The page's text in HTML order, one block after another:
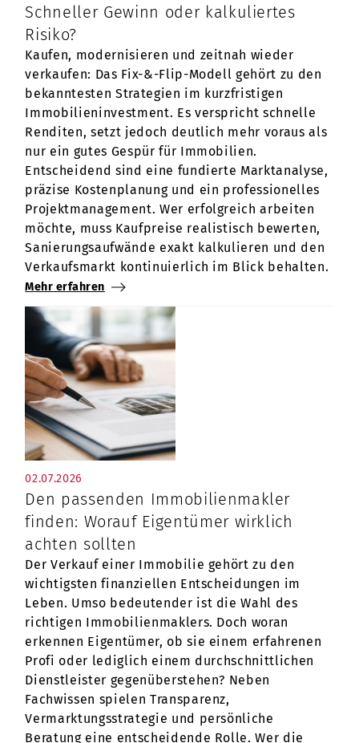
Schneller Gewinn oder kalkuliertes
Risiko?
Kaufen, modernisieren und zeitnah wieder
verkaufen: Das Fix-&-Flip-Modell gehört zu den
bekanntesten Strategien im kurzfristigen
Immobilieninvestment. Es verspricht schnelle
Renditen, setzt jedoch deutlich mehr voraus als
nur ein gutes Gespür für Immobilien.
Entscheidend sind eine fundierte Marktanalyse,
präzise Kostenplanung und ein professionelles
Projektmanagement. Wer erfolgreich arbeiten
möchte, muss Kaufpreise realistisch bewerten,
Sanierungsaufwände exakt kalkulieren und den
Verkaufsmarkt kontinuierlich im Blick behalten.
Mehr erfahren
02.07.2026
Den passenden Immobilienmakler
finden: Worauf Eigentümer wirklich
achten sollten
Der Verkauf einer Immobilie gehört zu den
wichtigsten finanziellen Entscheidungen im
Leben. Umso bedeutender ist die Wahl des
richtigen Immobilienmaklers. Doch woran
erkennen Eigentümer, ob sie einem erfahrenen
Profi oder lediglich einem durchschnittlichen
Dienstleister gegenüberstehen? Neben
Fachwissen spielen Transparenz,
Vermarktungsstrategie und persönliche
Beratung eine entscheidende Rolle. Wer die